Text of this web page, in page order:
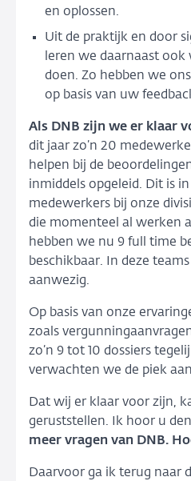
en oplossen.
Uit de praktijk en door
leren we daarnaast
doen. Zo hebben we
op basis van uw
Als DNB zijn we er klaar
dit jaar zo’n 20
helpen bij de
inmiddels opgeleid. Dit is
medewerkers bij onze
die momenteel al werken
hebben we nu 9 full time
beschikbaar. In deze
aanwezig.
Op basis van onze
zoals
zo’n 9 tot 10 dossiers
verwachten we de piek
Dat wij er klaar voor zijn,
geruststellen. Ik hoor u
meer vragen van DNB.
Daarvoor ga ik terug naar